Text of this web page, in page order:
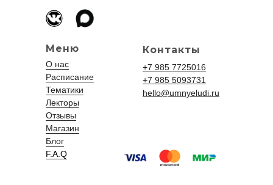
Меню
О нас
Расписание
Тематики
Лекторы
Отзывы
Магазин
Блог
F.A.Q
Контакты
+7 985 7725016
+7 985 5093731
hello@umnyeludi.ru